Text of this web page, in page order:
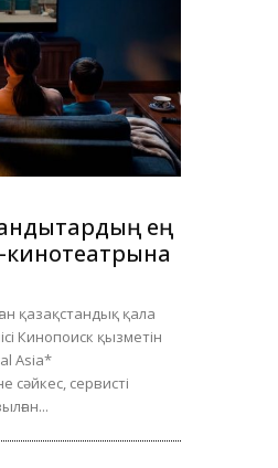
ең
қазақстандық қала
Кинопоиск қызметін
Asia*
сәйкес, сервисті